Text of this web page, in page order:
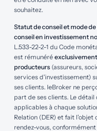
souhaitez.
Statut de conseil et mode
conseil en investissement
L.533-22-2-1 du Code
est rémunéré
producteurs (assureurs,
services d'investissement)
ses clients. leBroker ne
part de ses clients. Le
applicables à chaque
Relation (DER) et fait
rendez-vous,